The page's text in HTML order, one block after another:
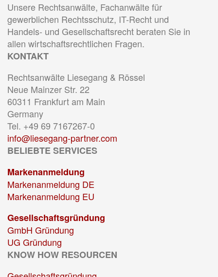
Unsere Rechtsanwälte, Fachanwälte für
gewerblichen Rechtsschutz, IT-Recht und
Handels- und Gesellschaftsrecht beraten Sie in
allen wirtschaftsrechtlichen Fragen.
KONTAKT
Rechtsanwälte Liesegang & Rössel
Neue Mainzer Str. 22
60311 Frankfurt am Main
Germany
Tel. +49 69 7167267-0
info@liesegang-partner.com
BELIEBTE SERVICES
Markenanmeldung
Markenanmeldung DE
Markenanmeldung EU
Gesellschaftsgründung
GmbH Gründung
UG Gründung
KNOW HOW RESOURCEN